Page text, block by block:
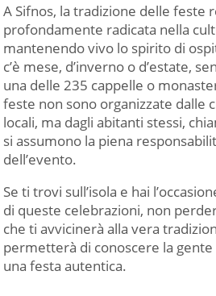
A Sifnos, la tradizione delle feste
profondamente radicata nella
mantenendo vivo lo spirito di
c’è mese, d’inverno o d’estate,
una delle 235 cappelle o
feste non sono organizzate dalle
locali, ma dagli abitanti stessi,
si assumono la piena
dell’evento.
Se ti trovi sull’isola e hai
di queste celebrazioni, non
che ti avvicinerà alla vera
permetterà di conoscere la
una festa autentica.